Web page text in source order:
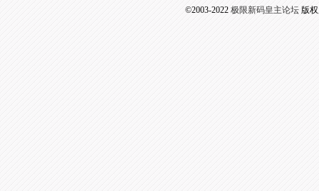
©2003-2022 极限新码皇主论坛版权